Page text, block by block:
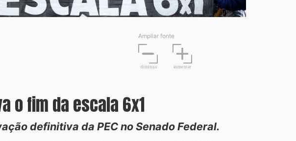
Ampliar fonte
diminuir aumentar
o fim da escala 6x1
definitiva da PEC no Senado Federal.